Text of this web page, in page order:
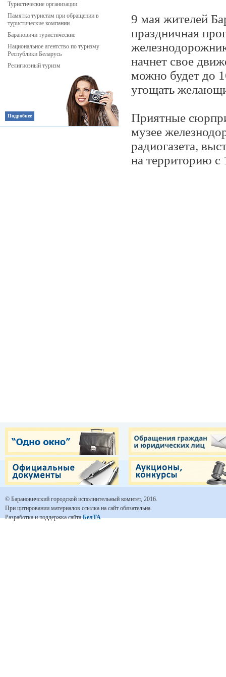
Туристические организации
Памятка туристам при обращении в
туристические компании
Барановичи туристические
Национальное агентство по туризму
Республики Беларусь
Религиозный туризм
Подробнее
9 мая жителей
праздничная
начнет свое
можно будет до
угощать
Приятные
музее
радиогазета,
на территорию с
© Барановичский городской исполнительный комитет, 2016.
При цитировании материалов ссылка на сайт обязательна.
Разработка и поддержка сайтаБелТА